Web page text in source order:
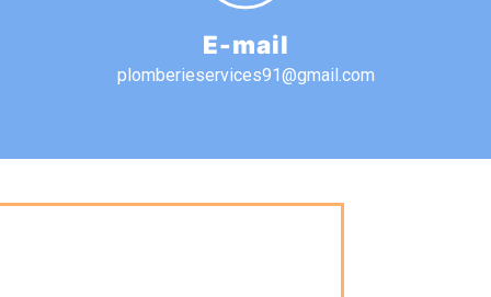
E-mail
plomberieservices91@gmail.com